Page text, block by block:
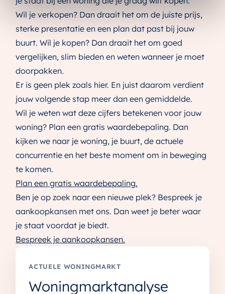
Wil je verkopen? Dan draait het om de juiste prijs,
sterke presentatie en een plan dat past bij jouw
buurt. Wil je kopen? Dan draait het om goed
vergelijken, slim bieden en weten wanneer je moet
doorpakken.
Er is geen plek zoals hier. En juist daarom verdient
jouw volgende stap meer dan een gemiddelde.
Wil je weten wat deze cijfers betekenen voor jouw
woning? Plan een gratis waardebepaling. Dan
kijken we naar je woning, je buurt, de actuele
concurrentie en het beste moment om in beweging
te komen.
Plan een gratis waardebepaling.
Ben je op zoek naar een nieuwe plek? Bespreek je
aankoopkansen met ons. Dan weet je beter waar
je staat voordat je biedt.
Bespreek je aankoopkansen.
ACTUELE WONINGMARKT
Woningmarktanalyse